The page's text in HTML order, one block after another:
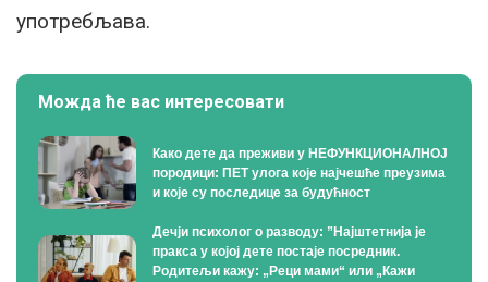
употребљава.
Можда ће вас интересовати
Како дете да преживи у НЕФУНКЦИОНАЛНОЈ
породици: ПЕТ улога које најчешће преузима
и које су последице за будућност
Дечји психолог о разводу: ”Најштетнија је
пракса у којој дете постаје посредник.
Родитељи кажу: „Реци мами“ или „Кажи